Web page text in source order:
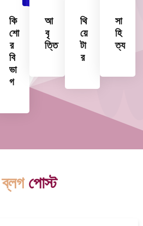
কি
শো
র
বি
ভা
গ
আ
বৃ
ত্তি
থি
য়ে
টা
র
সা
হি
ত্য
ব্লগ পোস্ট